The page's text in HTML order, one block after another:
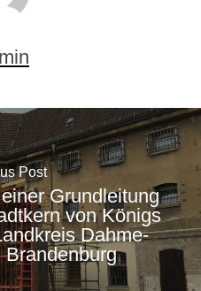
Post
Grundleitung
von Königs
Dahme-